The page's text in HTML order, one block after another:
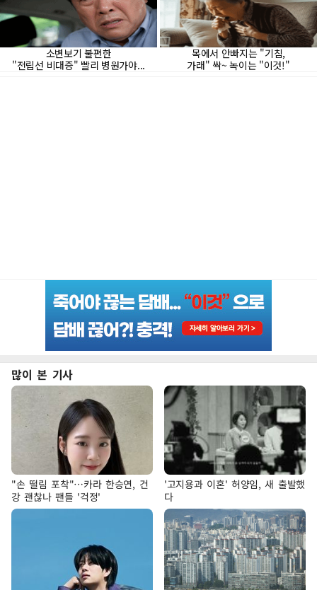
많이 본 기사
"손 떨림 포착"…카라 한승연, 건
강 괜찮나 팬들 '걱정'
'고지용과 이혼' 허양임, 새 출발했
다